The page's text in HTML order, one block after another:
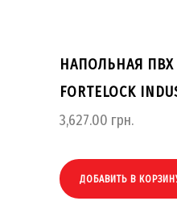
НАПОЛЬНАЯ
FORTELOCK
3,627.00 грн.
ДОБАВИТЬ В